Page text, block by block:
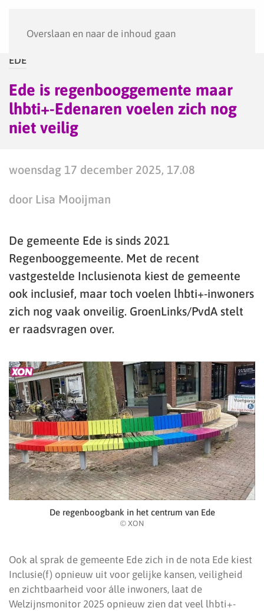
Overslaan en naar de inhoud gaan
EDE
Ede is regenbooggemente maar
lhbti+-Edenaren voelen zich nog
niet veilig
woensdag 17 december 2025, 17.08
door Lisa Mooijman
De gemeente Ede is sinds 2021
Regenbooggemeente. Met de recent
vastgestelde Inclusienota kiest de gemeente
ook inclusief, maar toch voelen lhbti+-inwoners
zich nog vaak onveilig. GroenLinks/PvdA stelt
er raadsvragen over.
De regenboogbank in het centrum van Ede
© XON
Ook al sprak de gemeente Ede zich in de nota Ede kiest
Inclusie(f) opnieuw uit voor gelijke kansen, veiligheid
en zichtbaarheid voor álle inwoners, laat de
Welzijnsmonitor 2025 opnieuw zien dat veel lhbti+-